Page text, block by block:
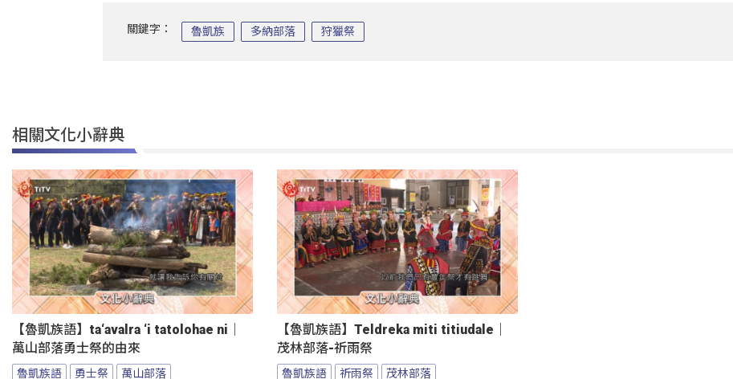
關鍵字： 魯凱族 多納部落 狩獵祭
相關文化小辭典
【魯凱族語】ta‘avalra ‘i tatolohae ni｜
萬山部落勇士祭的由來
魯凱族語 勇士祭 萬山部落
【魯凱族語】Teldreka miti titiudale｜
茂林部落-祈雨祭
魯凱族語 祈雨祭 茂林部落